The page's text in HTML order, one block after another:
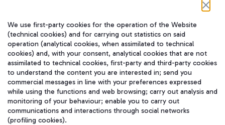
AZ 7029
Operato da:
TK 1361
T3
Stato volo:计划
Traccia volo
We use first-party cookies for the operation of the Website
(technical cookies) and for carrying out statistics on said
operation (analytical cookies, when assimilated to technical
cookies) and, with your consent, analytical cookies that are not
assimilated to technical cookies, first-party and third-party cookies
to understand the content you are interested in; send you
commercial messages in line with your preferences expressed
while using the functions and web browsing; carry out analysis and
monitoring of your behaviour; enable you to carry out
communications and interactions through social networks
(profiling cookies).